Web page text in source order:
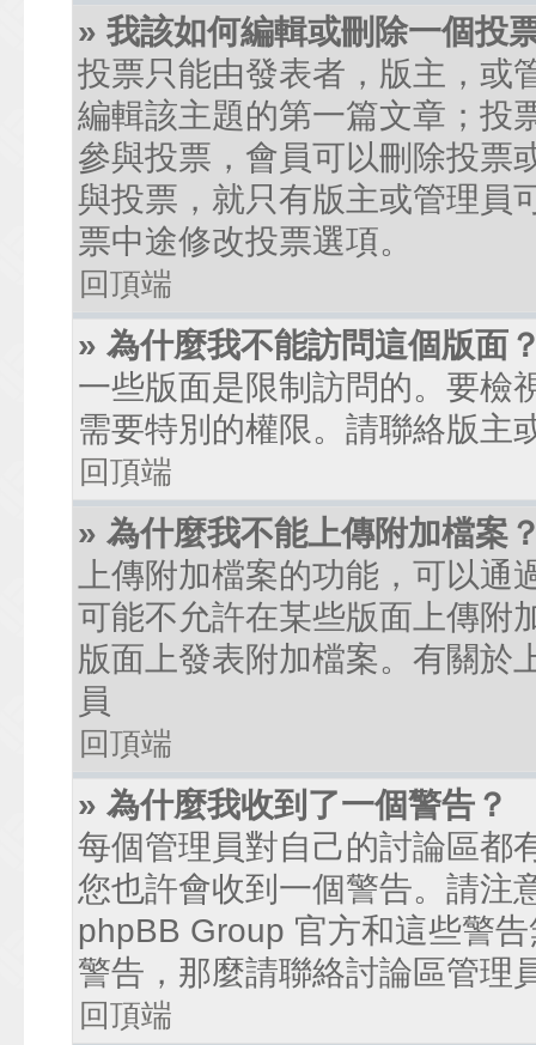
» 我該如何編輯或刪除一個投
投票只能由發表者，版主，或
編輯該主題的第一篇文章；投
參與投票，會員可以刪除投票
與投票，就只有版主或管理員
票中途修改投票選項。
回頂端
» 為什麼我不能訪問這個版面
一些版面是限制訪問的。要檢
需要特別的權限。請聯絡版主
回頂端
» 為什麼我不能上傳附加檔案
上傳附加檔案的功能，可以
可能不允許在某些版面上傳附
版面上發表附加檔案。有關於
員
回頂端
» 為什麼我收到了一個警告？
每個管理員對自己的討論區都
您也許會收到一個警告。請注
phpBB Group 官方和這些警
警告，那麼請聯絡討論區管理
回頂端